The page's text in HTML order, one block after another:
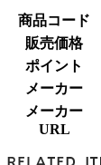
商品コード
販売価格
ポイント
メーカー
メーカー
URL